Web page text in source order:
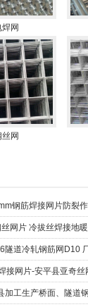
网
网
钢筋焊接网片防裂
网片 冷拔丝焊接地
隧道冷轧钢筋网D10
接网片-安平县亚奇丝
加工生产桥面、隧道